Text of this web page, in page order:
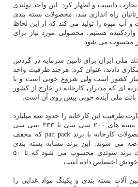
دانست و اظهار كرد: این واحد تولیدی
راه اندازی شد، محصولات بسته بندی
و آب میوه را تولید می كند كه از این لحاظ
هستیم، محصولی مورد نیاز برای
محسوب می شود.
ملی ایران برای تامین سرمایه در گردش
دادند، عنوان كرد: هرچند ظرفیت واحد
كشور است ولی شروع خوبی است و با
ای كه مدیران كارخانه در خارج از كشور
ملی آینده خوبی پیش روی آن است.
ظرفیت این كارخانه را حدود سه میلیارد
در بسته های ۲۰۰ سی سی تا ۳۳۳ سی سی
عنوان كرد و افزود: محصولات كارخانه با برند pan pack كه مخفف
می شوند. این برند مشابه بسته بندی
Tetra pack است كه یك برند سوئدی محسوب می شود كه تا ۵۰
خودش اختصاص داده است.
آلات بسته بندی و پكینگ مواد غذایی را